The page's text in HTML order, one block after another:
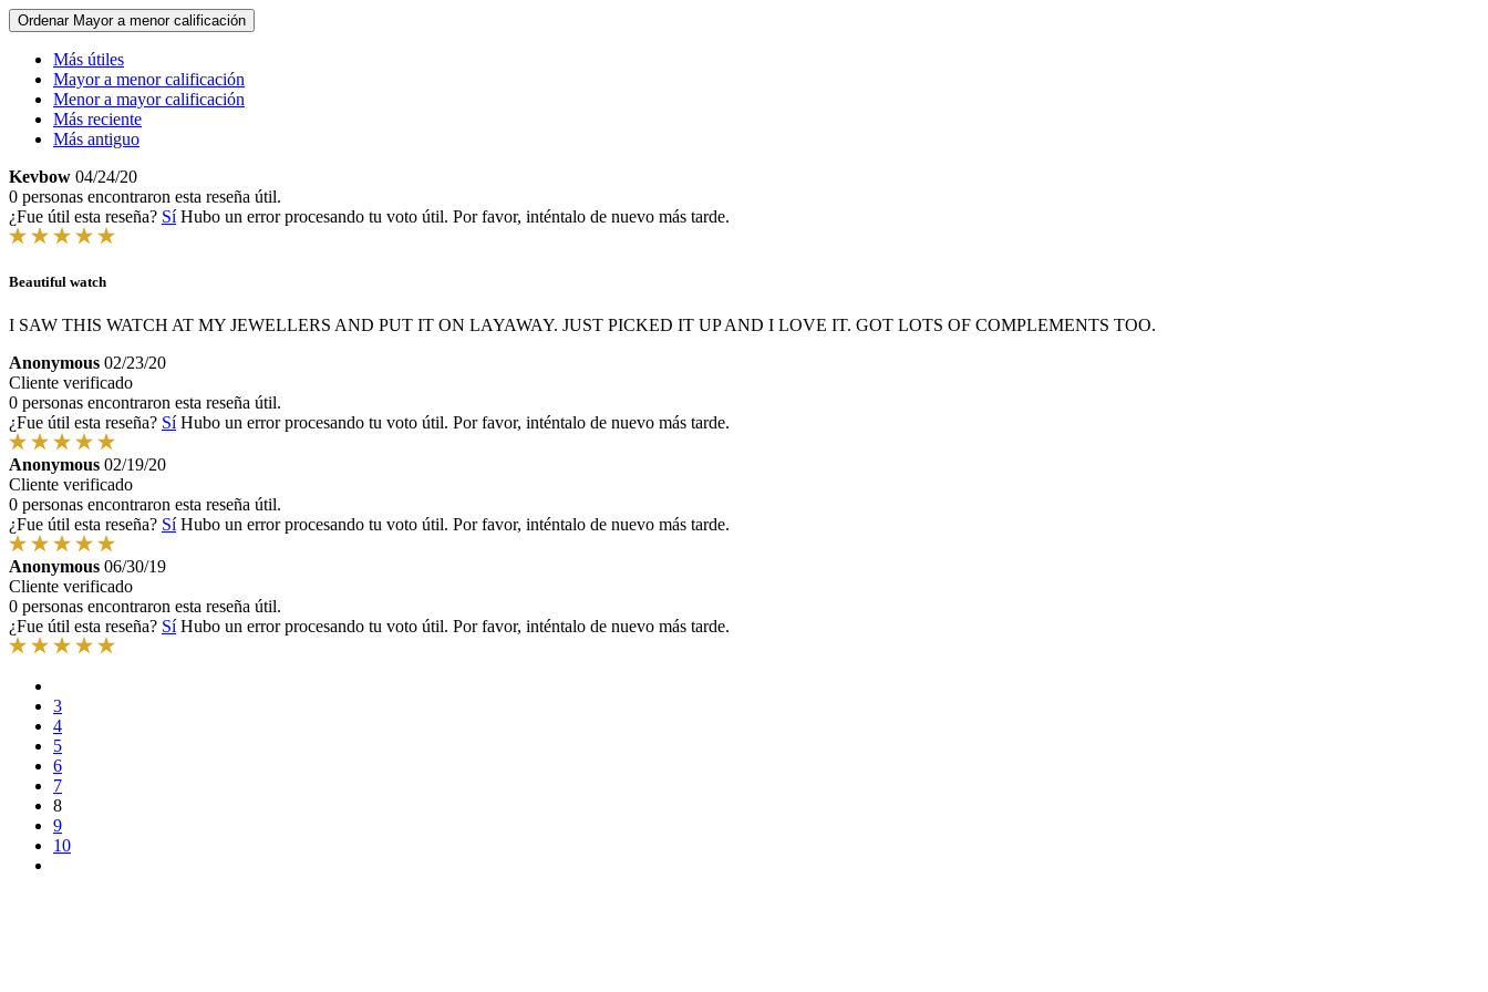
Ordenar Mayor a menor calificación
Más útiles
Mayor a menor calificación
Menor a mayor calificación
Más reciente
Más antiguo
Kevbow 04/24/20
0 personas encontraron esta reseña útil.
¿Fue útil esta reseña? Sí Hubo un error procesando tu voto útil. Por favor, inténtalo de nuevo más tarde.
Beautiful watch
I SAW THIS WATCH AT MY JEWELLERS AND PUT IT ON LAYAWAY. JUST PICKED IT UP AND I LOVE IT. GOT LOTS OF COMPLEMENTS TOO.
Anonymous 02/23/20
Cliente verificado
0 personas encontraron esta reseña útil.
¿Fue útil esta reseña? Sí Hubo un error procesando tu voto útil. Por favor, inténtalo de nuevo más tarde.
Anonymous 02/19/20
Cliente verificado
0 personas encontraron esta reseña útil.
¿Fue útil esta reseña? Sí Hubo un error procesando tu voto útil. Por favor, inténtalo de nuevo más tarde.
Anonymous 06/30/19
Cliente verificado
0 personas encontraron esta reseña útil.
¿Fue útil esta reseña? Sí Hubo un error procesando tu voto útil. Por favor, inténtalo de nuevo más tarde.
3
4
5
6
7
8
9
10